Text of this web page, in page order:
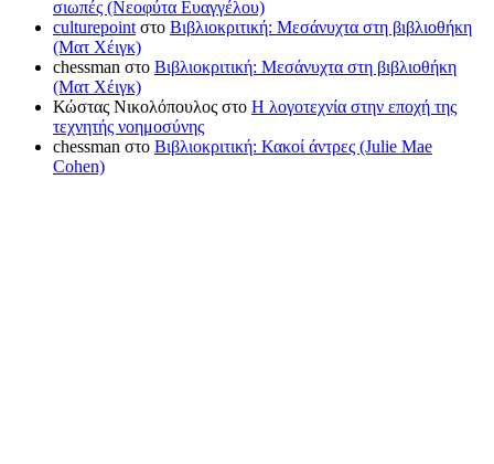
σιωπές (Νεοφύτα Ευαγγέλου)
culturepointστο Βιβλιοκριτική: Μεσάνυχτα στη βιβλιοθήκη
(Ματ Χέιγκ)
chessman στο Βιβλιοκριτική: Μεσάνυχτα στη βιβλιοθήκη
(Ματ Χέιγκ)
Κώστας Νικολόπουλος στο Η λογοτεχνία στην εποχή της
τεχνητής νοημοσύνης
chessman στο Βιβλιοκριτική: Κακοί άντρες (Julie Mae
Cohen)